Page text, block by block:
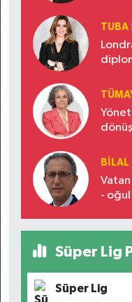
TUBA
BILAL
-
Süper Lig
Süper Lig